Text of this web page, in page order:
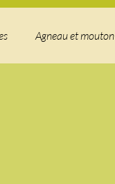
Agneau et mouton